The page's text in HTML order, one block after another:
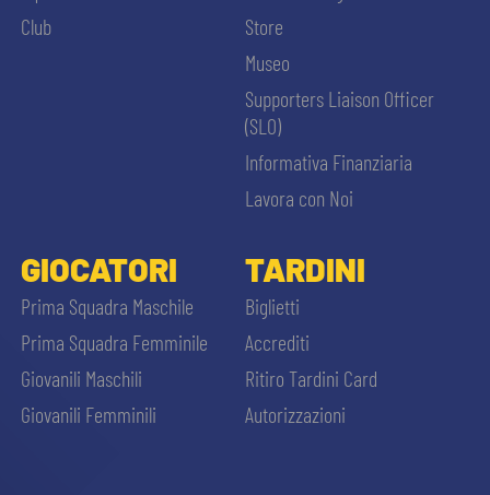
Club
Store
Museo
Supporters Liaison Officer
(SLO)
Informativa Finanziaria
Lavora con Noi
GIOCATORI
Prima Squadra Maschile
Prima Squadra Femminile
Giovanili Maschili
Giovanili Femminili
TARDINI
Biglietti
Accrediti
Ritiro Tardini Card
Autorizzazioni